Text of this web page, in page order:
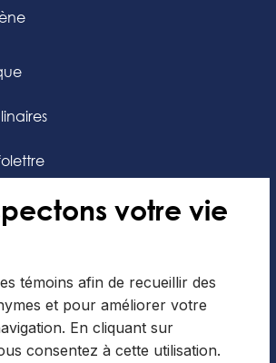
votre vie
témoins afin de recueillir des
et pour améliorer votre
En cliquant sur
consentez à cette utilisation.